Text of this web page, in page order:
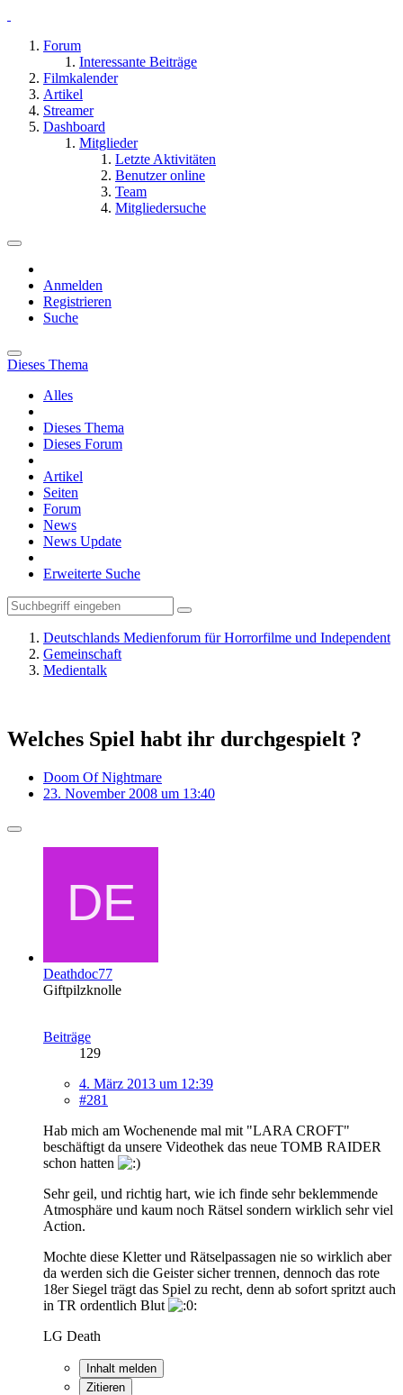
Forum
Interessante Beiträge
Filmkalender
Artikel
Streamer
Dashboard
Mitglieder
Letzte Aktivitäten
Benutzer online
Team
Mitgliedersuche
Anmelden
Registrieren
Suche
Dieses Thema
Alles
Dieses Thema
Dieses Forum
Artikel
Seiten
Forum
News
News Update
Erweiterte Suche
Deutschlands Medienforum für Horrorfilme und Independent
Gemeinschaft
Medientalk
Welches Spiel habt ihr durchgespielt ?
Doom Of Nightmare
23. November 2008 um 13:40
Deathdoc77
Giftpilzknolle
Beiträge
129
4. März 2013 um 12:39
#281
Hab mich am Wochenende mal mit "LARA CROFT"
beschäftigt da unsere Videothek das neue TOMB RAIDER
schon hatten
Sehr geil, und richtig hart, wie ich finde sehr beklemmende
Atmosphäre und kaum noch Rätsel sondern wirklich sehr viel
Action.
Mochte diese Kletter und Rätselpassagen nie so wirklich aber
da werden sich die Geister sicher trennen, dennoch das rote
18er Siegel trägt das Spiel zu recht, denn ab sofort spritzt auch
in TR ordentlich Blut
LG Death
Inhalt melden
Zitieren